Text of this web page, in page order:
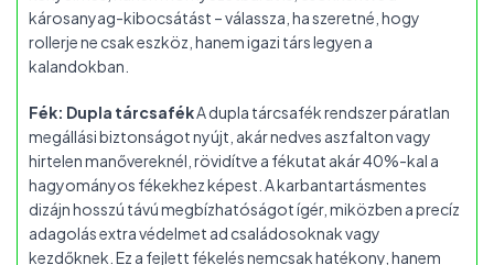
károsanyag-kibocsátást – válassza, ha szeretné, hogy
rollerje ne csak eszköz, hanem igazi társ legyen a
kalandokban.
Fék: Dupla tárcsafékA dupla tárcsafék rendszer páratlan
megállási biztonságot nyújt, akár nedves aszfalton vagy
hirtelen manővereknél, rövidítve a fékutat akár 40%-kal a
hagyományos fékekhez képest. A karbantartásmentes
dizájn hosszú távú megbízhatóságot ígér, miközben a precíz
adagolás extra védelmet ad családosoknak vagy
kezdőknek. Ez a fejlett fékelés nemcsak hatékony, hanem